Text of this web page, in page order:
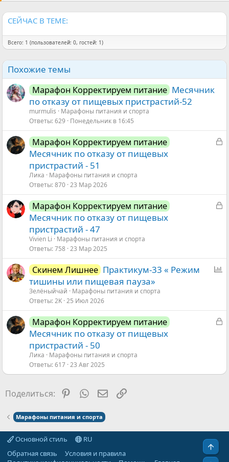
СЕЙЧАС В ТЕМЕ:
Всего: 1 (пользователей: 0, гостей: 1)
Похожие темы
Марафон Корректируем питание Месячник
по отказу от пищевых пристрастий-52
murmulis
Марафоны питания и спорта
Ответы 629 Понедельник в 16:45
З
т
а
Марафон Корректируем питание
Месячник по отказу от пищевых
пристрастий - 51
Ликa
Марафоны питания и спорта
Ответы 870 23 Мар 2026
З
т
а
Марафон Корректируем питание
Месячник по отказу от пищевых
пристрастий - 47
Vivien Li
Марафоны питания и спорта
Ответы 758 23 Мар 2025
О
с
Скинем Лишнее Практикум-33 « Режим
тишины или пищевая пауза»
Зелёныйчай
Марафоны питания и спорта
Ответы 2K 25 Июл 2026
З
т
Марафон Корректируем питание
Месячник по отказу от пищевых
пристрастий - 50
Ликa
Марафоны питания и спорта
Ответы 617 23 Авг 2025
Поделиться: Pinterest
WhatsAppЭлектронная почта
Ссылка
Марафоны питания и спорта
Основной стиль
RU
Обратная связь
Условия и правила